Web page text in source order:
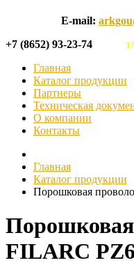
E-mail:
+7 (8652) 93-23-74
Главная
Каталог продукции
Партнеры
Техническая
О компании
Контакты
Главная
Каталог продукции
Порошковая
FILARC